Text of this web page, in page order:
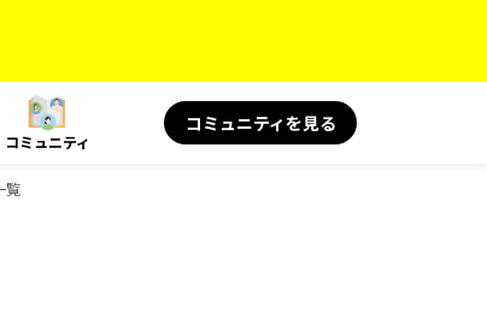
コミュニティ
コミュニティを見る
覧